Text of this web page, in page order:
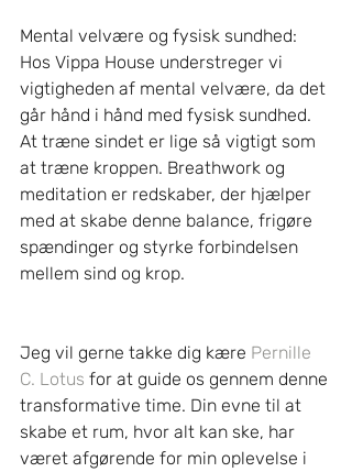
Mental velvære og fysisk sundhed:
Hos Vippa House understreger vi
vigtigheden af mental velvære, da det
går hånd i hånd med fysisk sundhed.
At træne sindet er lige så vigtigt som
at træne kroppen. Breathwork og
meditation er redskaber, der hjælper
med at skabe denne balance, frigøre
spændinger og styrke forbindelsen
mellem sind og krop.
Jeg vil gerne takke dig kære Pernille
C. Lotus for at guide os gennem denne
transformative time. Din evne til at
skabe et rum, hvor alt kan ske, har
været afgørende for min oplevelse i